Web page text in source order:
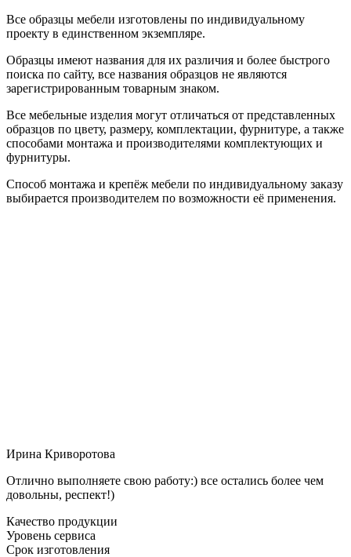
Все образцы мебели изготовлены по индивидуальному
проекту в единственном экземпляре.
Образцы имеют названия для их различия и более быстрого
поиска по сайту, все названия образцов не являются
зарегистрированным товарным знаком.
Все мебельные изделия могут отличаться от представленных
образцов по цвету, размеру, комплектации, фурнитуре, а также
способами монтажа и производителями комплектующих и
фурнитуры.
Способ монтажа и крепёж мебели по индивидуальному заказу
выбирается производителем по возможности её применения.
Ирина Криворотова
Отлично выполняете свою работу:) все остались более чем
довольны, респект!)
Качество продукции
Уровень сервиса
Срок изготовления